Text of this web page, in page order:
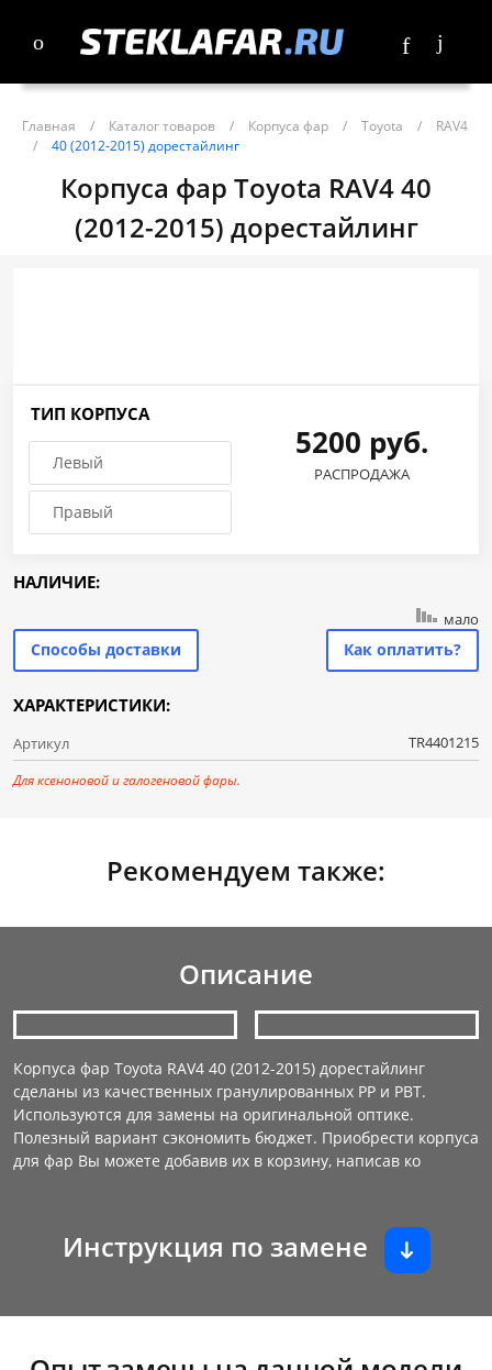
Главная / Каталог товаров / Корпуса фар / Toyota /
RAV4
/
40 (2012-2015) дорестайлинг
Корпуса фар Toyota RAV4 40
(2012-2015) дорестайлинг
ТИП КОРПУСА
Левый
Правый
5200 руб.
РАСПРОДАЖА
НАЛИЧИЕ:
мало
Способы доставки Как оплатить?
ХАРАКТЕРИСТИКИ:
Артикул TR4401215
Для ксеноновой и галогеновой фары.
Рекомендуем также:
Описание
Корпуса фар Toyota RAV4 40 (2012-2015) дорестайлинг
сделаны из качественных гранулированных PP и PBT.
Используются для замены на оригинальной оптике.
Полезный вариант сэкономить бюджет. Приобрести корпуса
для фар Вы можете добавив их в корзину, написав ко
Инструкция по замене